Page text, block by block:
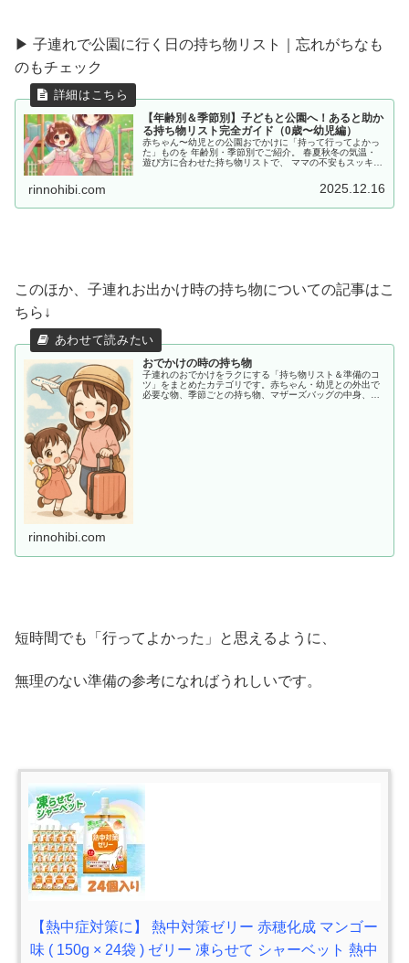
▶ 子連れで公園に行く日の持ち物リスト｜忘れがちなも
のもチェック
【年齢別＆季節別】子どもと公園へ！あると助か
る持ち物リスト完全ガイド（0歳〜幼児編）
赤ちゃん〜幼児との公園おでかけに「持って行ってよかっ
た」ものを 年齢別・季節別でご紹介。 春夏秋冬の気温・
遊び方に合わせた持ち物リストで、 ママの不安もスッキ
rinnohibi.com 2025.12.16
このほか、子連れお出かけ時の持ち物についての記事はこ
ちら↓
おでかけの時の持ち物
子連れのおでかけをラクにする「持ち物リスト＆準備のコ
ツ」をまとめたカテゴリです。赤ちゃん・幼児との外出で
必要な物、季節ごとの持ち物、マザーズバッグの中身、あ
rinnohibi.com
短時間でも「行ってよかった」と思えるように、
無理のない準備の参考になればうれしいです。
【熱中症対策に】 熱中対策ゼリー 赤穂化成 マンゴー
味 ( 150g × 24袋 ) ゼリー 凍らせて シャーベット 熱中